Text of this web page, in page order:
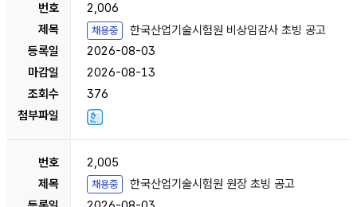
2,006
채용중
한국산업기술시험원 비상임감사 초빙 공고
2026-08-03
2026-08-13
376
2,005
채용중
한국산업기술시험원 원장 초빙 공고